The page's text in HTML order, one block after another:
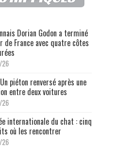
Dorian Godon a terminé
de France avec quatre côtes
piéton renversé après une
entre deux voitures
internationale du chat : cinq
où les rencontrer